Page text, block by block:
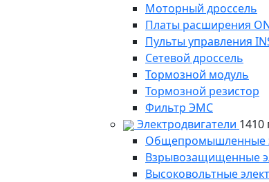
Моторный дроссель
Платы расширения
Пульты управления
Сетевой дроссель
Тормозной модуль
Тормозной резистор
Фильтр ЭМС
Электродвигатели
Общепромышленные
Взрывозащищенные
Высоковольтные